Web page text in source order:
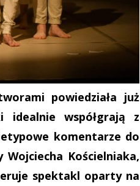
powiedziała już
współgrają z
komentarze do
Wojciecha Kościelniaka,
spektakl oparty na